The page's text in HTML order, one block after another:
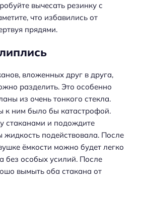
вычесать резинку с
что избавились от
прядями.
вложенных друг в друга,
разделить. Это особенно
из очень тонкого стекла.
к ним было бы катастрофой.
стаканами и подождите
жидкость подействовала. После
ёмкости можно будет легко
без особых усилий. После
вымыть оба стакана от